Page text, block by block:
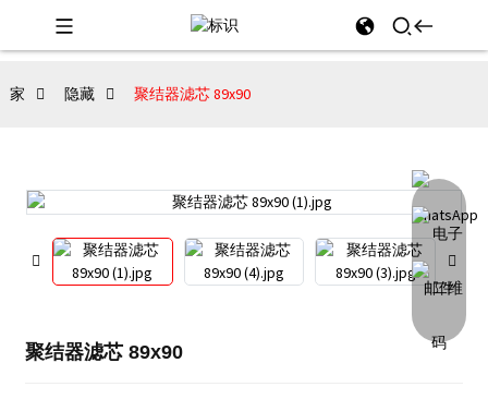
家 隐藏 聚结器滤芯 89x90
聚结器滤芯 89x90